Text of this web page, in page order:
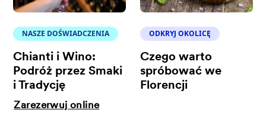
NASZE DOŚWIADCZENIA
Chianti i Wino:
Podróż przez Smaki
i Tradycję
Zarezerwuj online
ODKRYJ OKOLICĘ
Czego warto
spróbować we
Florencji